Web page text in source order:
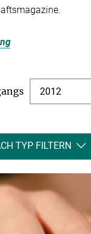
2012
TYP FILTERN